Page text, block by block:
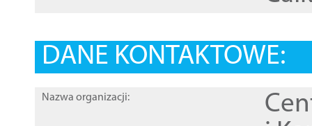
DANE KONTAKTOWE:
Nazwa organizacji: